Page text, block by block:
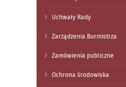
Uchwały Rady
Zarządzenia Burmistrza
Zamówienia publiczne
Ochrona środowiska